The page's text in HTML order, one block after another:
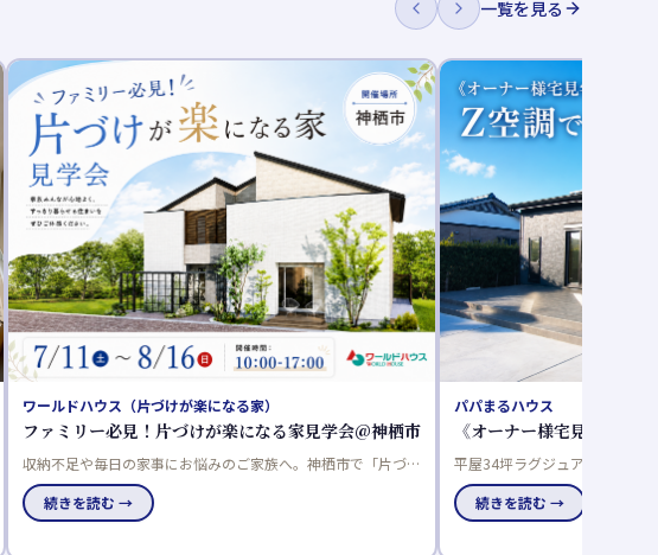
一覧を見る
パパまるハウス
《オーナー様宅見学》Z空調でペットも快適な暮らし
平屋34坪ラグジュアリープランを間取り変更をして、ご自身
の快適な空間を作られました。 ペットと一緒に過ごすのに最
適な「Z空調」と一緒に体感ください！
続きを読む →
ウィザースホーム(新昭和)
いい家を、つくろう。キ
ウィザースホームでは「いい
を開催。期間中、対象展示場
に、各展示場先着25組限定
続きを読む →